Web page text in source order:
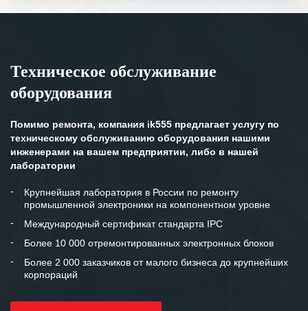
Особенно хочется отметить высокую
клиентоориентированность
готовность помочь в самых сложных
Мы высоко ценим сложившиеся
и доверительные партнерские
отношения и искренне желаем
«Инженерной компании «555» долгих
лет успеха и процветания.
Техническое обслуживание
оборудования
Помимо ремонта, компания ik555 предлагает услугу по
техническому обслуживанию оборудования нашими
инженерами на вашем предприятии, либо в нашей
лаборатории
Крупнейшая лаборатория в России по ремонту
промышленной электроники на компонентном уровне
Международный сертификат стандарта IPC
Более 10 000 отремонтированных электронных блоков
Более 2 000 заказчиков от малого бизнеса до крупнейших
корпораций